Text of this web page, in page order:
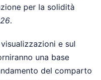
per la solidità
.
e sul
una base
del comparto